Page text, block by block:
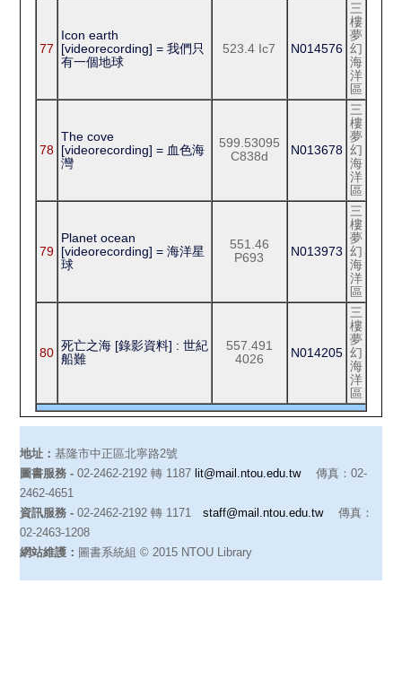
77
Icon earth
[videorecording] = 我們只
有一個地球
523.4 Ic7 N014576
三
樓
夢
幻
海
洋
區
78
The cove
[videorecording] = 血色海
灣
599.53095
C838d
N013678
三
樓
夢
幻
海
洋
區
79
Planet ocean
[videorecording] = 海洋星
球
551.46
P693
N013973
三
樓
夢
幻
海
洋
區
80 死亡之海 [錄影資料] : 世紀
船難
557.491
4026
N014205
三
樓
夢
幻
海
洋
區
地址：基隆市中正區北寧路2號
圖書服務 -02-2462-2192 轉 1187 lit@mail.ntou.edu.tw傳真：02-
2462-4651
資訊服務 -02-2462-2192 轉 1171staff@mail.ntou.edu.tw傳真：
02-2463-1208
網站維護： 圖書系統組 © 2015 NTOU Library